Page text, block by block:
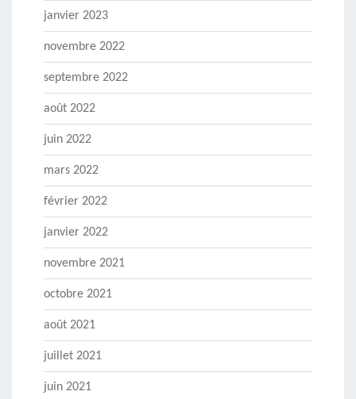
janvier 2023
novembre 2022
septembre 2022
août 2022
juin 2022
mars 2022
février 2022
janvier 2022
novembre 2021
octobre 2021
août 2021
juillet 2021
juin 2021